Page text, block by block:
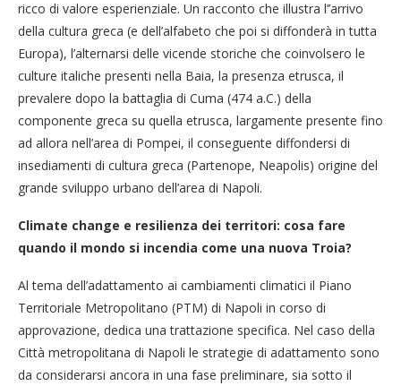
ricco di valore esperienziale. Un racconto che illustra l’’arrivo
della cultura greca (e dell’alfabeto che poi si diffonderà in tutta
Europa), l’alternarsi delle vicende storiche che coinvolsero le
culture italiche presenti nella Baia, la presenza etrusca, il
prevalere dopo la battaglia di Cuma (474 a.C.) della
componente greca su quella etrusca, largamente presente fino
ad allora nell’area di Pompei, il conseguente diffondersi di
insediamenti di cultura greca (Partenope, Neapolis) origine del
grande sviluppo urbano dell’area di Napoli.
Climate change e resilienza dei territori: cosa fare
quando il mondo si incendia come una nuova Troia?
Al tema dell’adattamento ai cambiamenti climatici il Piano
Territoriale Metropolitano (PTM) di Napoli in corso di
approvazione, dedica una trattazione specifica. Nel caso della
Città metropolitana di Napoli le strategie di adattamento sono
da considerarsi ancora in una fase preliminare, sia sotto il